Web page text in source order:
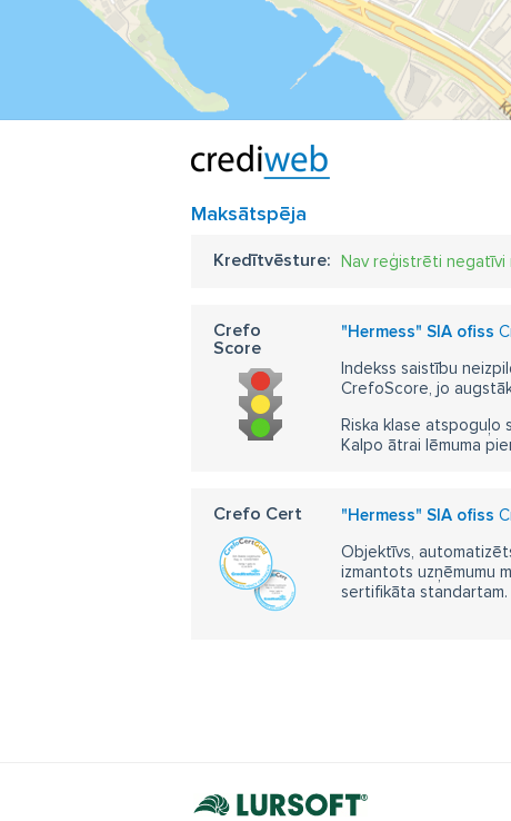
Maksātspēja
Kredītvēsture: Nav reģistrēti negatīvi
Crefo
Score
"Hermess" SIA ofiss
Indekss saistību
CrefoScore, jo
Riska klase atspoguļo
Kalpo ātrai lēmuma
Crefo Cert "Hermess" SIA ofiss
Objektīvs,
izmantots uzņēmumu
sertifikāta standartam.